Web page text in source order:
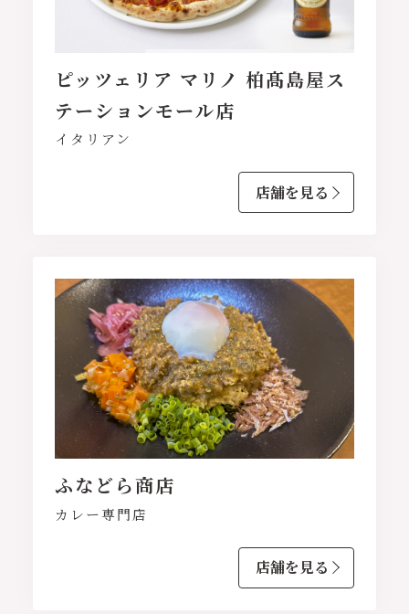
ピッツェリア マリノ 柏髙島屋ス
テーションモール店
イタリアン
店舗を見る
ふなどら商店
カレー専門店
店舗を見る